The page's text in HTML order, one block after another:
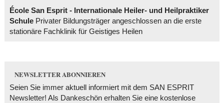
École San Esprit - Internationale Heiler- und Heilpraktiker
SchulePrivater Bildungsträger angeschlossen an die erste
stationäre Fachklinik für Geistiges Heilen
NEWSLETTER ABONNIEREN
Seien Sie immer aktuell informiert mit dem SAN ESPRIT
Newsletter! Als Dankeschön erhalten Sie eine kostenlose